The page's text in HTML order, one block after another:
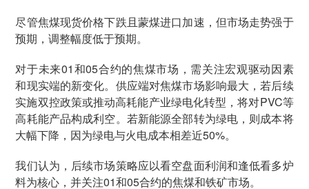
尽管焦煤现货价格下跌且蒙煤进口加速，但市场走势强于
预期，调整幅度低于预期。
对于未来01和05合约的焦煤市场，需关注宏观驱动因素
和现实端的新变化。供应端对焦煤市场影响最大，若后续
实施双控政策或推动高耗能产业绿电化转型，将对PVC等
高耗能产品构成利空。若新能源全部转为绿电，则成本将
大幅下降，因为绿电与火电成本相差近50%。
我们认为，后续市场策略应以看空盘面利润和逢低看多炉
料为核心，并关注01和05合约的焦煤和铁矿市场。